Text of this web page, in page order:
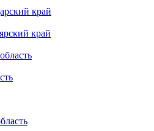
край
край